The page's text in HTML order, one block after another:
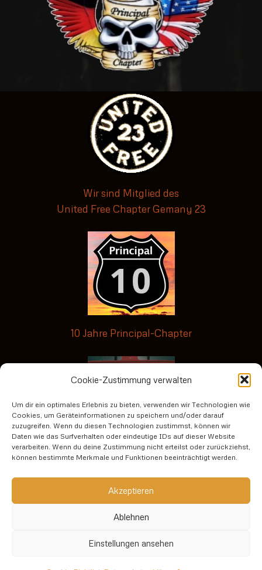
Cookie-Zustimmung verwalten
Um dir ein optimales Erlebnis zu bieten, verwenden wir Technologien wie
Cookies, um Geräteinformationen zu speichern und/oder darauf
zuzugreifen. Wenn du diesen Technologien zustimmst, können wir
Daten wie das Surfverhalten oder eindeutige IDs auf dieser Website
verarbeiten. Wenn du deine Zustimmung nicht erteilst oder zurückziehst,
können bestimmte Merkmale und Funktionen beeinträchtigt werden.
Akzeptieren
Ablehnen
Einstellungen ansehen
Wir sind Mitglied des
United Free Chapter Gemany 23
10 Jahre Principal-Chapter
No risk no fun3
Datenschutzerklärung
Impressum
Cookie-Richtlinie (EU)